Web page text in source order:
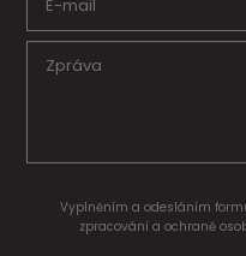
Vyplněním a odesláním
zpracování a ochraně